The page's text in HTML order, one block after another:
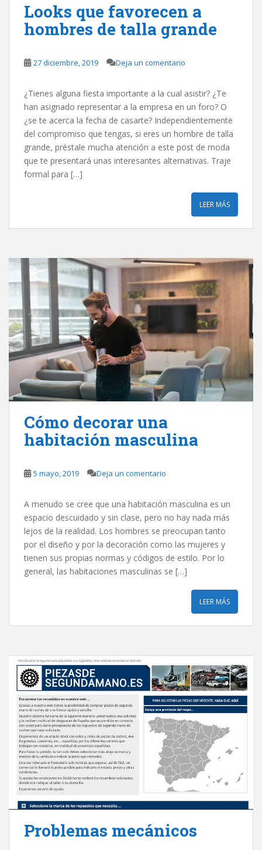
Looks que favorecen a
hombres de talla grande
27 diciembre, 2019 Deja un comentario
¿Tienes alguna fiesta importante a la cual asistir? ¿Te
han asignado representar a la empresa en un foro? O
¿se te acerca la fecha de casarte? Independientemente
del compromiso que tengas, si eres un hombre de talla
grande, préstale mucha atención a este post de moda
que te presentará unas interesantes alternativas. Traje
formal para […]
LEER MÁS
Cómo decorar una
habitación masculina
5 mayo, 2019 Deja un comentario
A menudo se cree que una habitación masculina es un
espacio descuidado y sin clase, pero no hay nada más
lejos de la realidad. Los hombres se preocupan tanto
por el diseño y por la decoración como las mujeres y
tienen sus propias normas y códigos de estilo. Por lo
general, las habitaciones masculinas se […]
LEER MÁS
Problemas mecánicos